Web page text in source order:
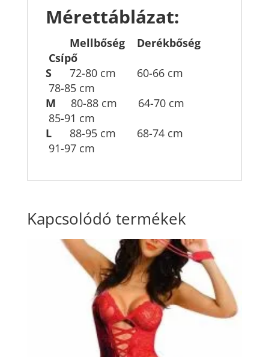
Mérettáblázat:
Mellbőség Derékbőség
Csípő
S72-80 cm 60-66 cm
78-85 cm
M 80-88 cm 64-70 cm
85-91 cm
L88-95 cm 68-74 cm
91-97 cm
Kapcsolódó termékek